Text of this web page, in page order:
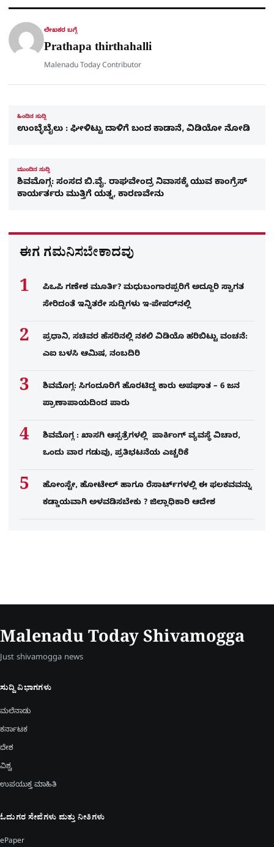
p
p
o
k
a
m
a
ಲೇಖಕರ ಬಗ್ಗೆ
Prathapa thirthahalli
Malenadu Today Contributor
ಹಿಂದಿನ ಸುದ್ದಿ
ಉಂಬ್ಳೆಬೈಲು : ಘೀಳಿಟ್ಟು ದಾಳಿಗೆ ಬಂದ ಕಾಡಾನೆ, ವಿಡಿಯೋ ನೋಡಿ
ಮುಂದಿನ ಸುದ್ದಿ
ಶಿವಮೊಗ್ಗ: ಸಂಸದ ಬಿ.ವೈ. ರಾಘವೇಂದ್ರ ನಿವಾಸಕ್ಕೆ ಯುವ ಕಾಂಗ್ರೆಸ್​
ಕಾರ್ಯರ್ತರು ಮುತ್ತಿಗೆ ಯತ್ನ, ಕಾರಣವೇನು
ಈಗ ಗಮನಿಸಬೇಕಾದವು
ಪಿಒಪಿ ಗಣೇಶ ಮೂರ್ತಿ? ಮಧುಬಂಗಾರಪ್ಪರಿಗೆ ಅದ್ದೂರಿ ಸ್ವಾಗತ
ಸೇರಿದಂತೆ ಇನ್ನಿತರೇ ಸುದ್ದಿಗಳು ಇ-ಪೇಪರ್​ನಲ್ಲಿ
ಪ್ರಧಾನಿ, ಸಚಿವರ ಹೆಸರಿನಲ್ಲಿ ನಕಲಿ ವಿಡಿಯೊ ಹರಿಬಿಟ್ಟು ವಂಚನೆ:
ಎಐ ಬಳಸಿ ಆಮಿಷ, ನಂಬದಿರಿ
ಶಿವಮೊಗ್ಗ: ಸಿಗಂದೂರಿಗೆ ಹೊರಟಿದ್ದ ಕಾರು ಅಪಘಾತ – 6 ಜನ
ಪ್ರಾಣಾಪಾಯದಿಂದ ಪಾರು
ಶಿವಮೊಗ್ಗ : ಖಾಸಗಿ ಆಸ್ಪತ್ರೆಗಳಲ್ಲಿ ಪಾರ್ಕಿಂಗ್​ ವ್ಯವಸ್ಥೆ ವಿಚಾರ,
ಒಂದು ವಾರ ಗಡುವು, ಪ್ರತಿಭಟನೆಯ ಎಚ್ಚರಿಕೆ
ಹೋಂಸ್ಟೇ, ಹೋಟೇಲ್ ಹಾಗೂ ರೆಸಾರ್ಟ್‌ಗಳಲ್ಲಿ ಈ ಫಲಕವವನ್ನು
ಕಡ್ಡಾಯವಾಗಿ ಅಳವಡಿಸಬೇಕು ? ಜಿಲ್ಲಾಧಿಕಾರಿ ಆದೇಶ
Malenadu Today Shivamogga
Just shivamogga news
ಸುದ್ದಿ ವಿಭಾಗಗಳು
ಮಲೆನಾಡು
ಕರ್ನಾಟಕ
ದೇಶ
ವಿಶ್ವ
ಉಪಯುಕ್ತ ಮಾಹಿತಿ
ಓದುಗರ ಸೇವೆಗಳು ಮತ್ತು ನೀತಿಗಳು
ePaper